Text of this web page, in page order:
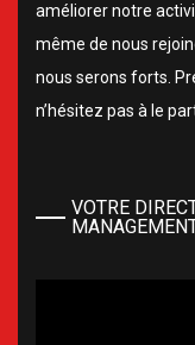
améliorer notre
même de nous
nous serons forts.
n’hésitez pas à le
VOTRE